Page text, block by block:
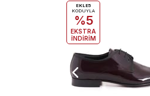
EKLE5
KODUYLA
%5
EKSTRA
İNDİRİM